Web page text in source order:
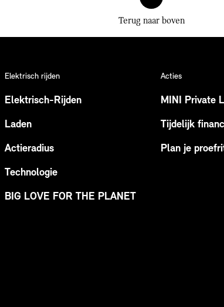
Terug naar boven
Elektrisch rijden
Elektrisch-Rijden
Laden
Actieradius
Technologie
BIG LOVE FOR THE PLANET
Acties
MINI Private
Tijdelijk
Plan je